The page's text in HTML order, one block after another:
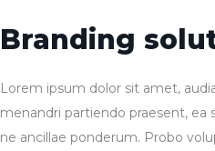
Branding
Lorem ipsum dolor sit amet,
menandri partiendo praesent,
ne ancillae ponderum. Probo